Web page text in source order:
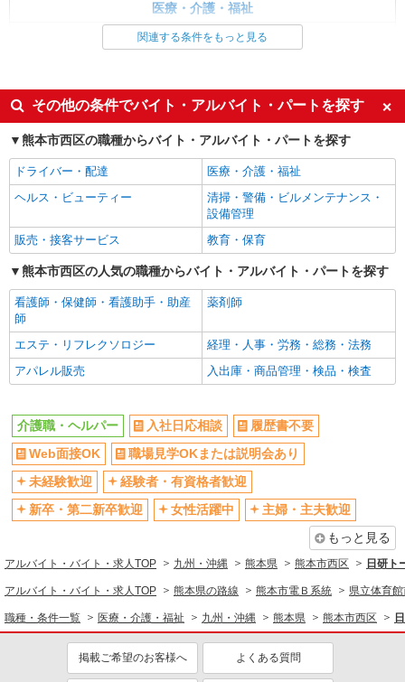
＜面接なし＞デイサービスでリハビリ補助・送
通費全支給(ガソリン代含む)＞
キープ 詳細を見る
派遣社員
熊本市西区｜リハビリ補助などのデイサービス
STAFF♪未経験OK
時給1450円〜2062円 ＜日払い有/週払い有/交
通費全支給(ガソリン代含む)＞
キープ 詳細を見る
株式会社kotrio /●KM-H-2009609
向かう先は、笑顔の待つ場所！デイサービスの
サポート＆送迎STAFF
時給1450円〜2062円 ＜日払い有/週払い有/交
通費全支給(ガソリン代含む)＞
熊本市西区 熊本駅周辺
キープ 詳細を見る
派遣社員
株式会社kotrio /●KM-H-1981027
<熊本市西区>高時給&シフト柔軟でいいとこ取
り♪サ高住の補助STAFF
時給1450円〜2062円 ＜日払い有/週払い有/交
医療・介護・福祉
未経験歓迎
ミドル（40代～）活躍中
週2～3日勤務OK
深夜
交通費支給
社会保険あり
関連する条件をもっと見る
その他の条件でバイト・アルバイト・パートを探す
熊本市西区の職種からバイト・アルバイト・パートを探す
ドライバー・配達
医療・介護・福祉
ヘルス・ビューティー
清掃・警備・ビルメンテナンス・
設備管理
販売・接客サービス
教育・保育
熊本市西区の人気の職種からバイト・アルバイト・パートを探す
看護師・保健師・看護助手・助産
師
薬剤師
エステ・リフレクソロジー
経理・人事・労務・総務・法務
アパレル販売
入出庫・商品管理・検品・検査
介護職・ヘルパー 入社日応相談
履歴書不要
Web面接OK
職場見学OKまたは説明会あり
未経験歓迎
経験者・有資格者歓迎
新卒・第二新卒歓迎
女性活躍中
主婦・主夫歓迎
もっと見る
アルバイト・バイト・求人TOP 九州・沖縄 熊本県 熊本市西区 日研ト
アルバイト・バイト・求人TOP 熊本県の路線 熊本市電Ｂ系統 県立体育
職種・条件一覧 医療・介護・福祉 九州・沖縄 熊本県 熊本市西区
掲載ご希望のお客様へ よくある質問